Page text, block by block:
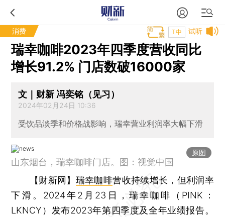
消费 试听
T中
瑞幸咖啡2023年四季度营收同比
增长91.2% 门店数破16000家
文｜财新 冯奕铭（见习）
2024年02月24日 10:36
受饮品淡季和价格战影响，瑞幸营业利润率大幅下滑
原图
山东烟台，瑞幸咖啡门店。图：视觉中国
【财新网】 瑞幸咖啡营收持续增长，但利润率
下滑。2024年2月23日，瑞幸咖啡（PINK：
LKNCY）发布2023年第四季度及全年业绩报告。